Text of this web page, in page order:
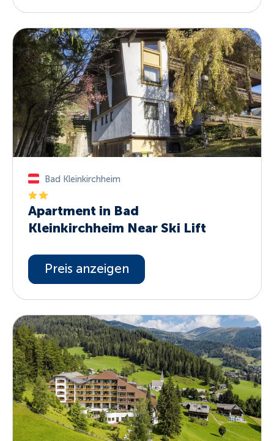
Bad Kleinkirchheim
Apartment in Bad
Kleinkirchheim Near Ski Lift
Preis anzeigen